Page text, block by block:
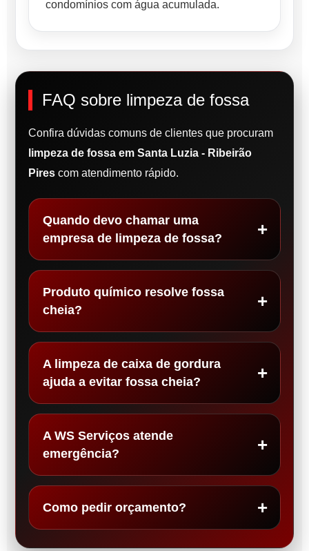
condomínios com água acumulada.
FAQ sobre limpeza de fossa
Confira dúvidas comuns de clientes que procuram
limpeza de fossa em Santa Luzia - Ribeirão
Pires com atendimento rápido.
Quando devo chamar uma
empresa de limpeza de fossa?
Produto químico resolve fossa
cheia?
A limpeza de caixa de gordura
ajuda a evitar fossa cheia?
A WS Serviços atende
emergência?
Como pedir orçamento?